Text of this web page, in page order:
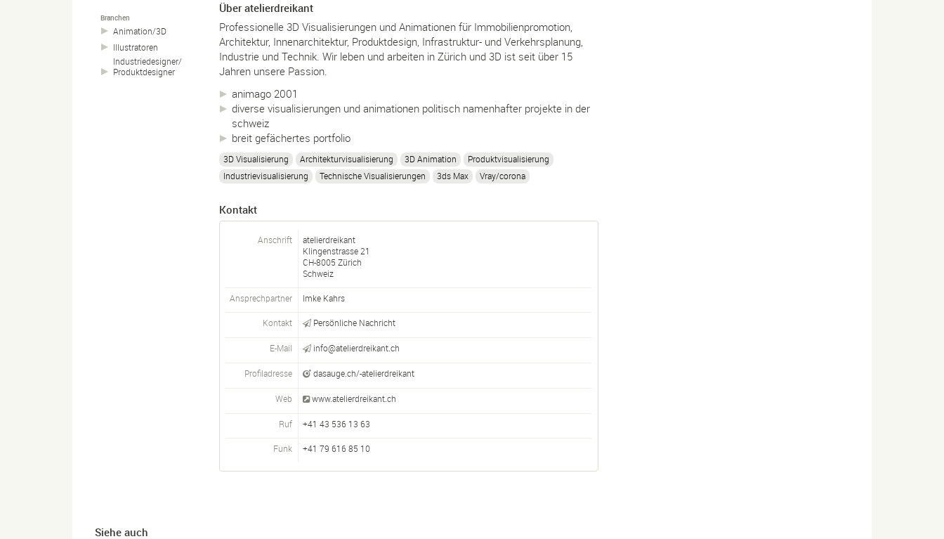
Branchen
Animation/3D
Illustratoren
Industriedesigner/
Produktdesigner
Über atelierdreikant
Professionelle 3D Visualisierungen und Animationen für Immobilienpromotion,
Architektur, Innenarchitektur, Produktdesign, Infrastruktur- und Verkehrsplanung,
Industrie und Technik. Wir leben und arbeiten in Zürich und 3D ist seit über 15
Jahren unsere Passion.
animago 2001
diverse visualisierungen und animationen politisch namenhafter projekte in der
schweiz
breit gefächertes portfolio
3D Visualisierung Architekturvisualisierung 3D Animation
Produktvisualisierung
Industrievisualisierung
Technische Visualisierungen 3ds Max Vray/corona
Kontakt
Anschrift
atelierdreikant
Klingenstrasse 21
CH-8005 Zürich
Schweiz
Ansprechpartner Imke Kahrs
Kontakt Persönliche Nachricht
E-Mail info@atelierdreikant.ch
Profiladresse dasauge.ch/-atelierdreikant
Web www.atelierdreikant.ch
Ruf +41 43 536 13 63
Funk +41 79 616 85 10
Siehe auch